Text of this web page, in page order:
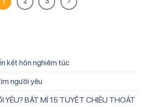
kết hôn nghiêm túc
người yêu
YÊU? BẬT MÍ 15 TUYỆT CHIÊU THOÁT